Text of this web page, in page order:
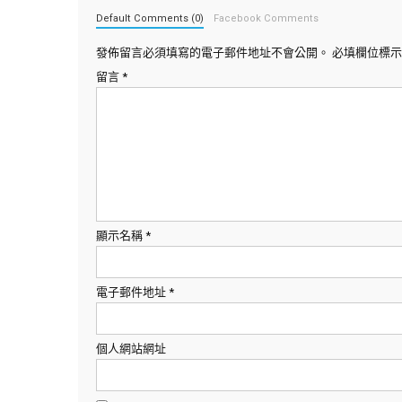
Default Comments (0) Facebook Comments
發佈留言必須填寫的電子郵件地址不會公開。 必填欄位標
留言 *
顯示名稱 *
電子郵件地址 *
個人網站網址